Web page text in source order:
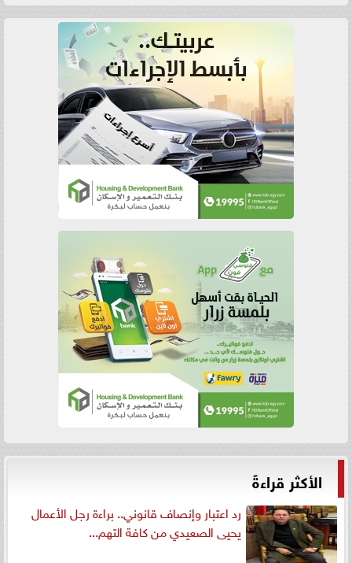
الأكثر قراءةً
رد اعتبار وإنصاف قانوني.. براءة رجل الأعمال
يحيى الصعيدي من كافة التهم...